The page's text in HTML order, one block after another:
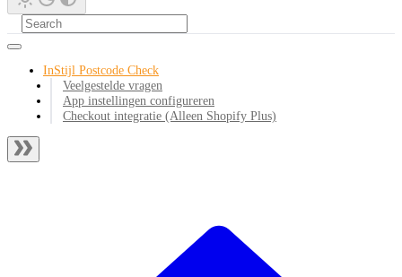
InStijl Postcode Check
Veelgestelde vragen
App instellingen configureren
Checkout integratie (Alleen Shopify Plus)